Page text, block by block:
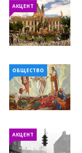
АКЦЕНТ
ОБЩЕСТВО
АКЦЕНТ